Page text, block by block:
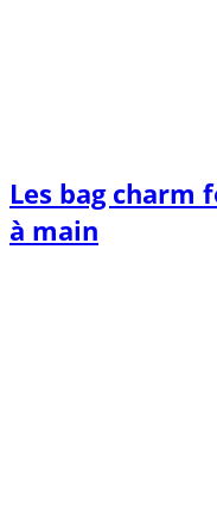
Les bag charm
à main